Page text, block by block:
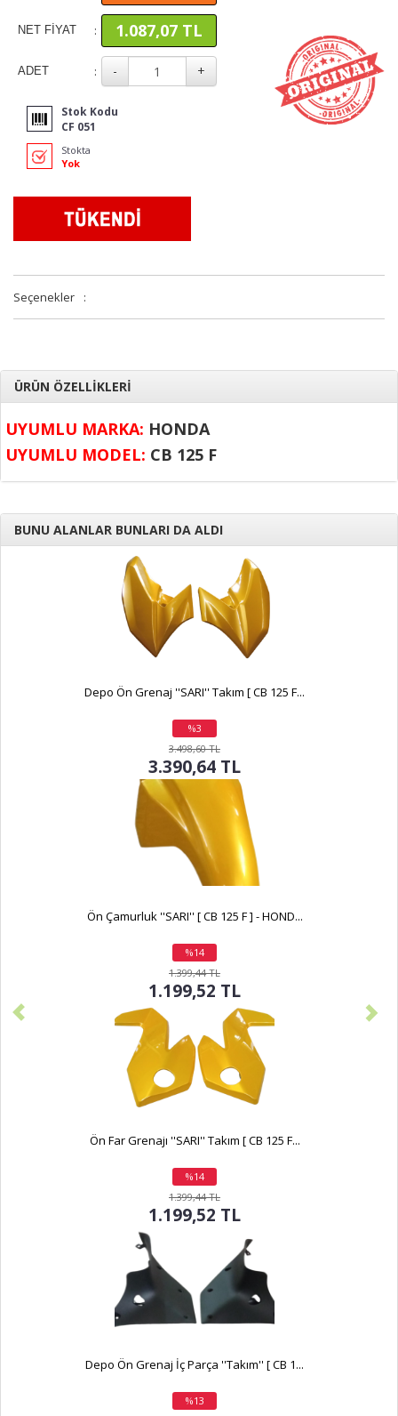
NET FİYAT : 1.087,07 TL
ADET :
Stok Kodu
CF 051
Stokta
Yok
Seçenekler :
ÜRÜN ÖZELLİKLERİ
UYUMLU MARKA: HONDA
UYUMLU MODEL: CB 125 F
BUNU ALANLAR BUNLARI DA ALDI
Depo Ön Grenaj ''SARI'' Takım [ CB 125 F...
%3
indirim
3.498,60 TL
3.390,64 TL
Ön Çamurluk ''SARI'' [ CB 125 F ] - HOND...
%14
indirim
1.399,44 TL
1.199,52 TL
Ön Far Grenajı ''SARI'' Takım [ CB 125 F...
%14
indirim
1.399,44 TL
1.199,52 TL
Depo Ön Grenaj İç Parça ''Takım'' [ CB 1...
%13